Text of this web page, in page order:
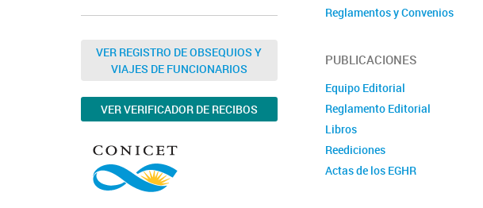
VER REGISTRO DE OBSEQUIOS Y
VIAJES DE FUNCIONARIOS
VER VERIFICADOR DE RECIBOS
Reglamentos y Convenios
Ubicación
PUBLICACIONES
Equipo Editorial
Reglamento Editorial
Libros
Reediciones
Actas de los EGHR